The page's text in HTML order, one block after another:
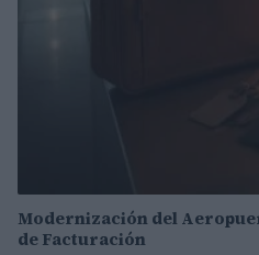
Modernización del
de Facturación